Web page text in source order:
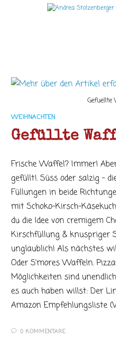
Gefuellte
WEIHNACHTEN
Gefüllte
Frische Waffel? Immer!
gefüllt!. Süss oder salzig -
Füllungen in beide
mit Schoko-Kirsch-
du die Idee von cremigem
Kirschfüllung & knuspriger
unglaublich! Als nächstes
Oder S‘mores Waffeln.
Möglichkeiten sind
es auch haben willst: Der
Amazon Empfehlungsliste
0 KOMMENTARE